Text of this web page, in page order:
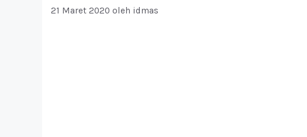
21 Maret 2020 oleh idmas